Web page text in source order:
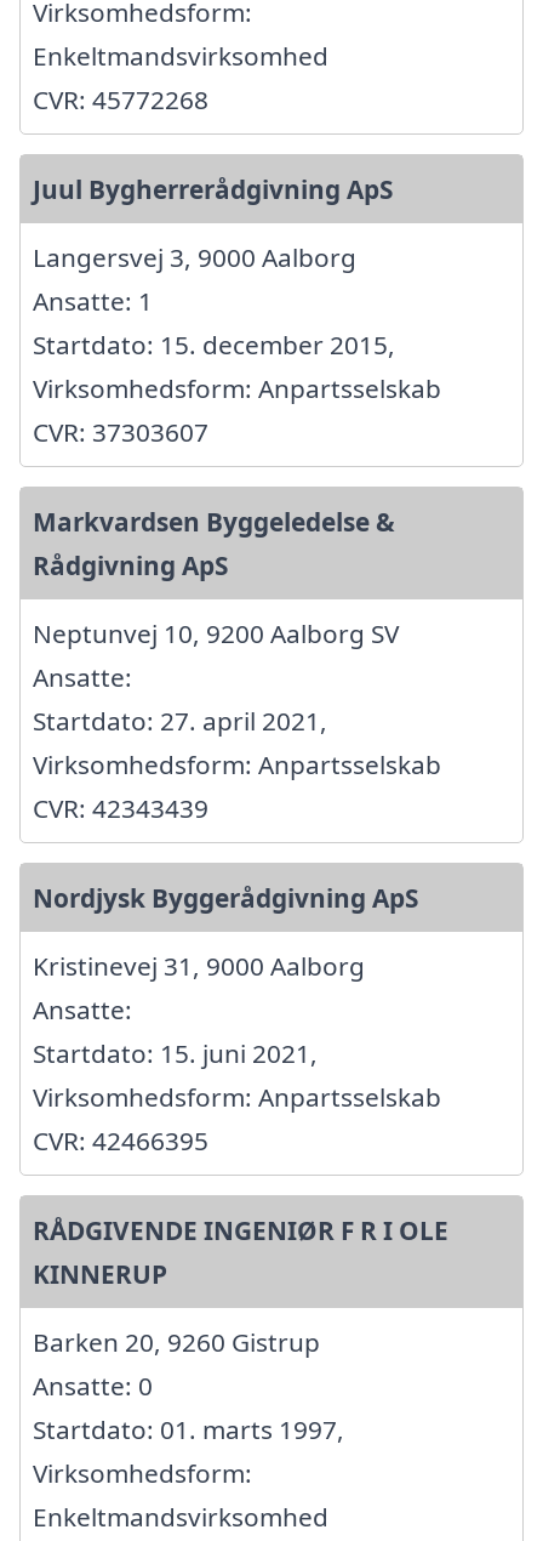
Virksomhedsform:
Enkeltmandsvirksomhed
CVR: 45772268
Juul Bygherrerådgivning ApS
Langersvej 3, 9000 Aalborg
Ansatte: 1
Startdato: 15. december 2015,
Virksomhedsform: Anpartsselskab
CVR: 37303607
Markvardsen Byggeledelse &
Rådgivning ApS
Neptunvej 10, 9200 Aalborg SV
Ansatte:
Startdato: 27. april 2021,
Virksomhedsform: Anpartsselskab
CVR: 42343439
Nordjysk Byggerådgivning ApS
Kristinevej 31, 9000 Aalborg
Ansatte:
Startdato: 15. juni 2021,
Virksomhedsform: Anpartsselskab
CVR: 42466395
RÅDGIVENDE INGENIØR F R I OLE
KINNERUP
Barken 20, 9260 Gistrup
Ansatte: 0
Startdato: 01. marts 1997,
Virksomhedsform:
Enkeltmandsvirksomhed